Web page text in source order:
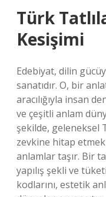
Türk
Kesişimi
Edebiyat, dilin
sanatıdır. O, bir
aracılığıyla insan
ve çeşitli anlam
şekilde, geleneksel
zevkine hitap
anlamlar taşır. Bir
yapılış şekli ve
kodlarını, estetik